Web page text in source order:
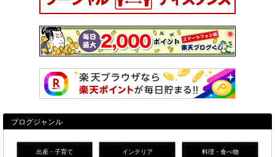
ブログジャンル
出産・子育て インテリア 料理・食べ物